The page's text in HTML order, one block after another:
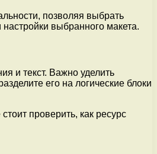
позволяя выбрать
выбранного макета.
и текст. Важно уделить
его на логические блоки
проверить, как ресурс